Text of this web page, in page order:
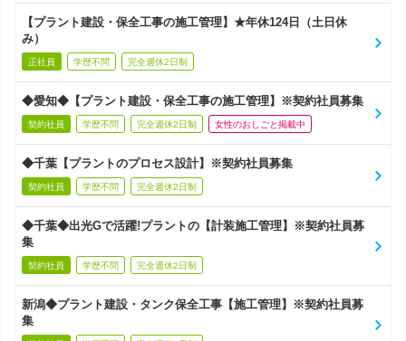
【プラント建設・保全工事の施工管理】★年休124日（土日休
み）
正社員 学歴不問 完全週休2日制
◆愛知◆【プラント建設・保全工事の施工管理】※契約社員募集
契約社員 学歴不問 完全週休2日制 女性のおしごと掲載中
◆千葉【プラントのプロセス設計】※契約社員募集
契約社員 学歴不問 完全週休2日制
◆千葉◆出光Gで活躍!プラントの【計装施工管理】※契約社員募
集
契約社員 学歴不問 完全週休2日制
新潟◆プラント建設・タンク保全工事【施工管理】※契約社員募
集